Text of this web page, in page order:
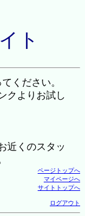
ト
ください。
クよりお試し
近くのスタッ
ページトップへ
マイページへ
サイトトップへ
ログアウト